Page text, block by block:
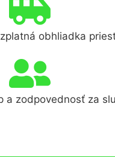
obhliadka
a zodpovednosť za